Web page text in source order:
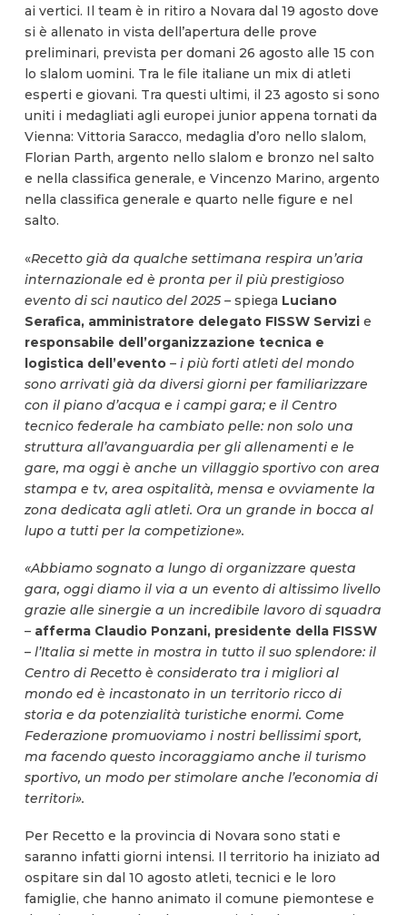
ai vertici. Il team è in ritiro a Novara dal 19 agosto dove
si è allenato in vista dell’apertura delle prove
preliminari, prevista per domani 26 agosto alle 15 con
lo slalom uomini. Tra le file italiane un mix di atleti
esperti e giovani. Tra questi ultimi, il 23 agosto si sono
uniti i medagliati agli europei junior appena tornati da
Vienna: Vittoria Saracco, medaglia d’oro nello slalom,
Florian Parth, argento nello slalom e bronzo nel salto
e nella classifica generale, e Vincenzo Marino, argento
nella classifica generale e quarto nelle figure e nel
salto.
«Recetto già da qualche settimana respira un’aria
internazionale ed è pronta per il più prestigioso
evento di sci nautico del 2025 – spiega Luciano
Serafica, amministratore delegato FISSW Servizie
responsabile dell’organizzazione tecnica e
logistica dell’evento– i più forti atleti del mondo
sono arrivati già da diversi giorni per familiarizzare
con il piano d’acqua e i campi gara; e il Centro
tecnico federale ha cambiato pelle: non solo una
struttura all’avanguardia per gli allenamenti e le
gare, ma oggi è anche un villaggio sportivo con area
stampa e tv, area ospitalità, mensa e ovviamente la
zona dedicata agli atleti. Ora un grande in bocca al
lupo a tutti per la competizione».
«Abbiamo sognato a lungo di organizzare questa
gara, oggi diamo il via a un evento di altissimo livello
grazie alle sinergie a un incredibile lavoro di squadra
– afferma Claudio Ponzani, presidente della FISSW
–l’Italia si mette in mostra in tutto il suo splendore: il
Centro di Recetto è considerato tra i migliori al
mondo ed è incastonato in un territorio ricco di
storia e da potenzialità turistiche enormi. Come
Federazione promuoviamo i nostri bellissimi sport,
ma facendo questo incoraggiamo anche il turismo
sportivo, un modo per stimolare anche l’economia di
territori».
Per Recetto e la provincia di Novara sono stati e
saranno infatti giorni intensi. Il territorio ha iniziato ad
ospitare sin dal 10 agosto atleti, tecnici e le loro
famiglie, che hanno animato il comune piemontese e